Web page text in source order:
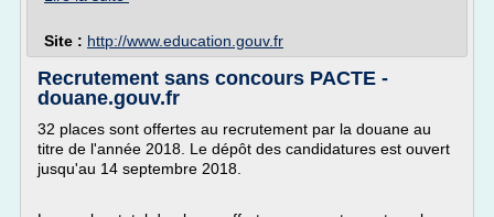
Site : http://www.education.gouv.fr
Recrutement sans concours PACTE -
douane.gouv.fr
32 places sont offertes au recrutement par la douane au
titre de l'année 2018. Le dépôt des candidatures est ouvert
jusqu'au 14 septembre 2018.